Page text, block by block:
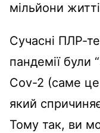
мільйони
Сучасні ПЛР-
пандемії були
Cov-2 (саме це
який
Тому так, ви